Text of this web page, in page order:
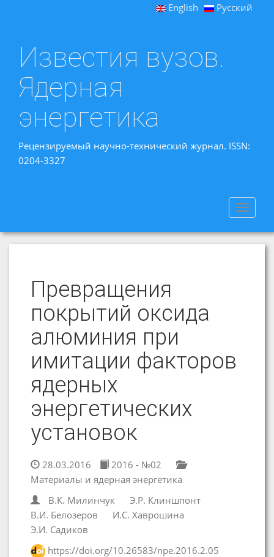
English Русский
Известия вузов.
Ядерная
энергетика
Рецензируемый научно-технический журнал. ISSN:
0204-3327
Toggle
Превращения
покрытий оксида
алюминия при
имитации факторов
ядерных
энергетических
установок
28.03.2016
2016 - №02
Материалы и ядерная энергетика
В.К. Милинчук
Э.Р. Клиншпонт
В.И. Белозеров
И.С. Хаврошина
Э.И. Садиков
https://doi.org/10.26583/npe.2016.2.05